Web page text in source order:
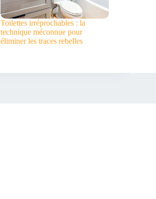
Toilettes irréprochables : la
technique méconnue pour
éliminer les traces rebelles